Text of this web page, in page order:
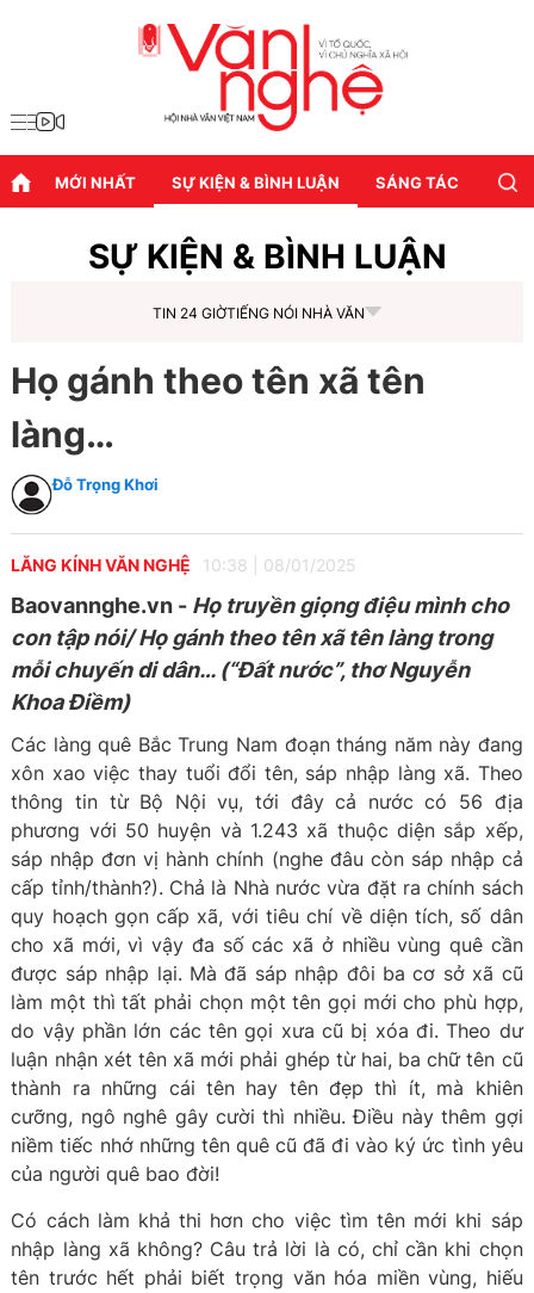
MỚI NHẤT SỰ KIỆN & BÌNH LUẬN SÁNG TÁC
SỰ KIỆN & BÌNH LUẬN
TIN 24 GIỜTIẾNG NÓI NHÀ VĂN
Họ gánh theo tên xã tên
làng…
Đỗ Trọng Khơi
LĂNG KÍNH VĂN NGHỆ 10:38 08/01/2025
Baovannghe.vn - Họ truyền giọng điệu mình cho
con tập nói/ Họ gánh theo tên xã tên làng trong
mỗi chuyến di dân… (“Đất nước”,thơ Nguyễn
Khoa Điềm)
Các làng quê Bắc Trung Nam đoạn tháng năm này đang
xôn xao việc thay tuổi đổi tên, sáp nhập làng xã. Theo
thông tin từ Bộ Nội vụ, tới đây cả nước có 56 địa
phương với 50 huyện và 1.243 xã thuộc diện sắp xếp,
sáp nhập đơn vị hành chính (nghe đâu còn sáp nhập cả
cấp tỉnh/thành?). Chả là Nhà nước vừa đặt ra chính sách
quy hoạch gọn cấp xã, với tiêu chí về diện tích, số dân
cho xã mới, vì vậy đa số các xã ở nhiều vùng quê cần
được sáp nhập lại. Mà đã sáp nhập đôi ba cơ sở xã cũ
làm một thì tất phải chọn một tên gọi mới cho phù hợp,
do vậy phần lớn các tên gọi xưa cũ bị xóa đi. Theo dư
luận nhận xét tên xã mới phải ghép từ hai, ba chữ tên cũ
thành ra những cái tên hay tên đẹp thì ít, mà khiên
cưỡng, ngô nghê gây cười thì nhiều. Điều này thêm gợi
niềm tiếc nhớ những tên quê cũ đã đi vào ký ức tình yêu
của người quê bao đời!
Có cách làm khả thi hơn cho việc tìm tên mới khi sáp
nhập làng xã không? Câu trả lời là có, chỉ cần khi chọn
tên trước hết phải biết trọng văn hóa miền vùng, hiếu